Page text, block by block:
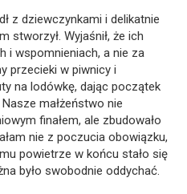
z dziewczynkami i delikatnie
stworzył. Wyjaśnił, że ich
i wspomnieniach, a nie za
przecieki w piwnicy i
na lodówkę, dając początek
małżeństwo nie
finałem, ale zbudowało
nie z poczucia obowiązku,
powietrze w końcu stało się
było swobodnie oddychać.